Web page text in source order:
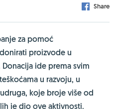
Share
za pomoć
proizvode u
ide prema svim
u razvoju, u
koje broje više od
je dio ove aktivnosti.